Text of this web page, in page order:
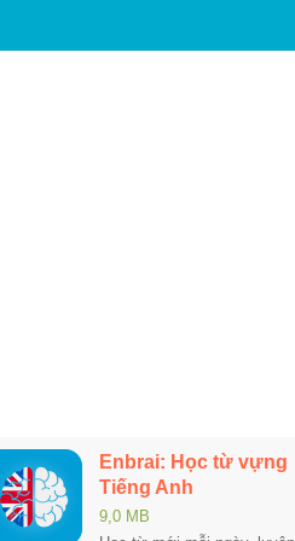
Enbrai: Học từ vựng
Tiếng Anh
9,0 MB